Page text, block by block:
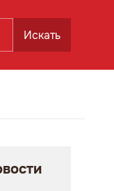
Искать